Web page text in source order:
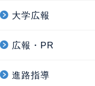
大学広報
広報・PR
進路指導